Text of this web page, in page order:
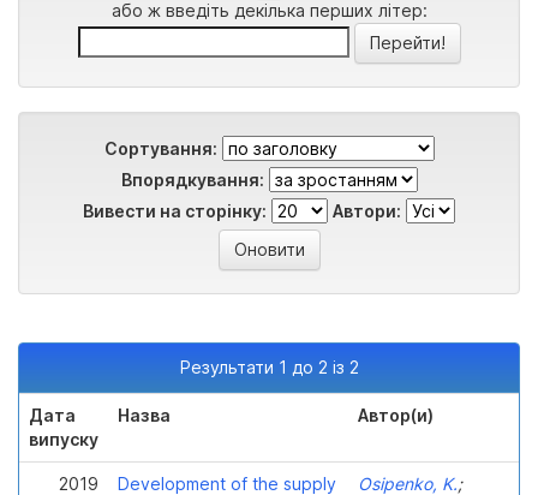
або ж введіть декілька перших літер:
Сортування:
Впорядкування:
Вивести на сторінку:
Автори:
Результати 1 до 2 із 2
Дата
випуску
Назва Автор(и)
2019
Development of the supply
Osipenko, K.;